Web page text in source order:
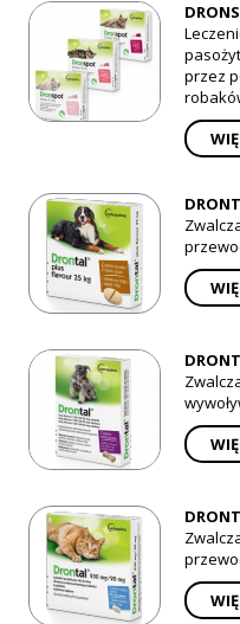
przez